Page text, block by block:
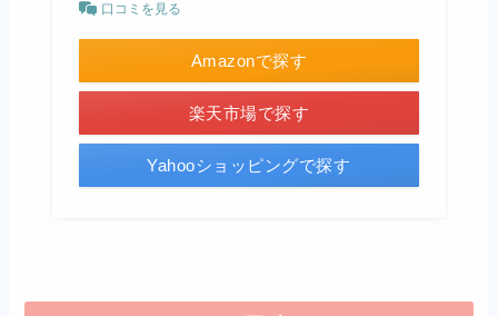
口コミを見る
Amazonで探す
楽天市場で探す
Yahooショッピングで探す